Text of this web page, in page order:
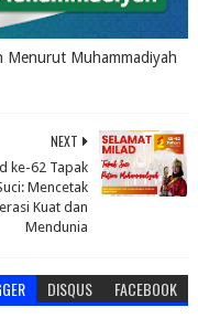
Menurut Muhammadiyah
NEXT
ke-62 Tapak
Mencetak
Kuat dan
Mendunia
DISQUS FACEBOOK